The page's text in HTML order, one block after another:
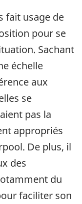
fait usage de
pour se
Sachant
échelle
aux
se
pas la
appropriés
De plus, il
des
du
faciliter son